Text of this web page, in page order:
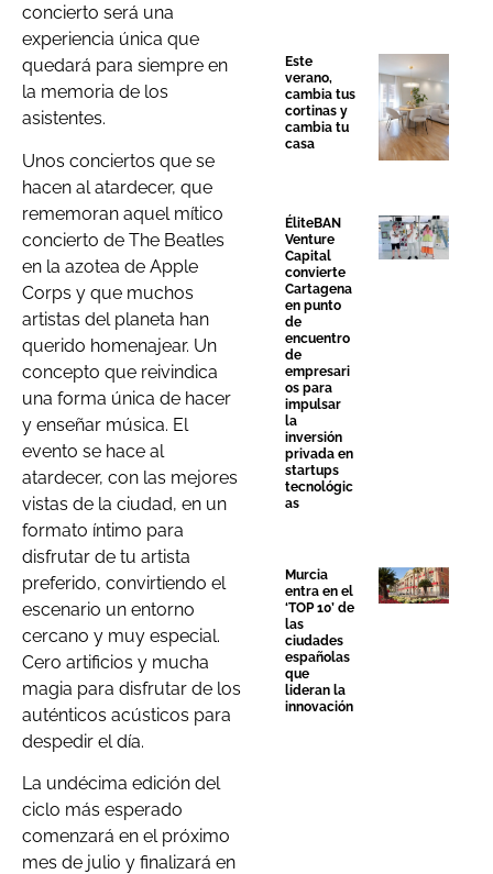
concierto será una
experiencia única que
quedará para siempre en
la memoria de los
asistentes.
Unos conciertos que se
hacen al atardecer, que
rememoran aquel mítico
concierto de The Beatles
en la azotea de Apple
Corps y que muchos
artistas del planeta han
querido homenajear. Un
concepto que reivindica
una forma única de hacer
y enseñar música. El
evento se hace al
atardecer, con las mejores
vistas de la ciudad, en un
formato íntimo para
disfrutar de tu artista
preferido, convirtiendo el
escenario un entorno
cercano y muy especial.
Cero artificios y mucha
magia para disfrutar de los
auténticos acústicos para
despedir el día.
La undécima edición del
ciclo más esperado
comenzará en el próximo
mes de julio y finalizará en
Este
verano,
cambia tus
cortinas y
cambia tu
casa
ÉliteBAN
Venture
Capital
convierte
Cartagena
en punto
de
encuentro
de
empresari
os para
impulsar
la
inversión
privada en
startups
tecnológic
as
Murcia
entra en el
‘TOP 10’ de
las
ciudades
españolas
que
lideran la
innovación